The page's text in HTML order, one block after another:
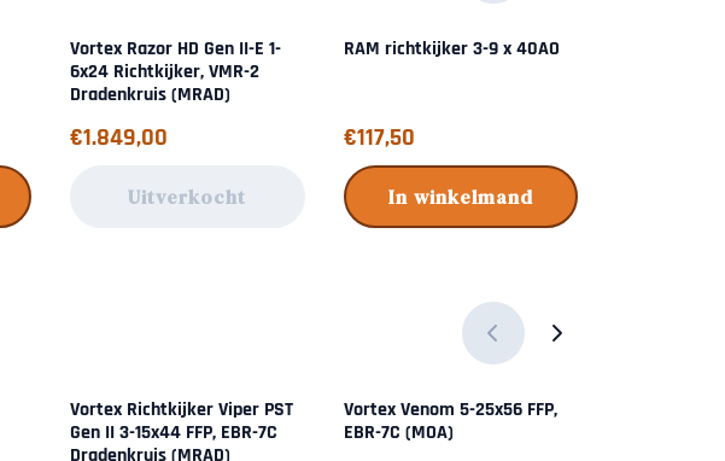
Vortex Razor HD Gen II-E 1-
6x24 Richtkijker, VMR-2
Dradenkruis (MRAD)
Prijs: 1 849,00
€1.849,00
Uitverkocht
RAM richtkijker 3-9 x 40AO
Prijs: 117,50
€117,50
In winkelmand
Vortex Richtkijker Viper PST
Gen II 3-15x44 FFP, EBR-7C
Dradenkruis (MRAD)
Vortex Venom 5-25x56 FFP,
EBR-7C (MOA)